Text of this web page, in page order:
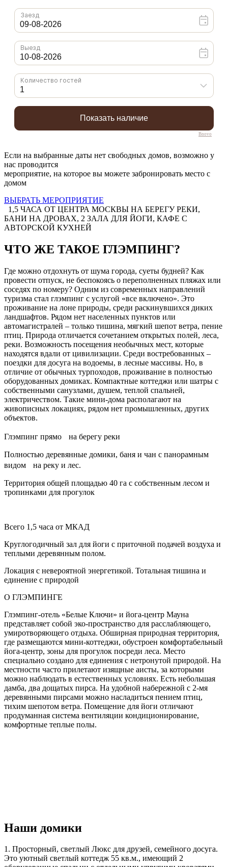
Bnovo
Если на выбранные даты нет свободных домов, возможно у
нас проводится
мероприятие, на которое вы можете забронировать место с
домом
ВЫБРАТЬ МЕРОПРИЯТИЕ
1,5 ЧАСА ОТ ЦЕНТРА МОСКВЫ НА БЕРЕГУ РЕКИ,
БАНИ НА ДРОВАХ, 2 ЗАЛА ДЛЯ ЙОГИ, КАФЕ С
АВТОРСКОЙ КУХНЕЙ
ЧТО ЖЕ ТАКОЕ ГЛЭМПИНГ?
Где можно отдохнуть от шума города, суеты будней? Как
провести отпуск, не беспокоясь о переполненных пляжах или
соседях по номеру? Одним из современных направлений
туризма стал глэмпинг с услугой «все включено». Это
проживание на лоне природы, среди раскинувшихся диких
ландшафтов. Рядом нет населенных пунктов или
автомагистралей – только тишина, мягкий шепот ветра, пение
птиц. Природа отличается сочетанием открытых полей, леса,
реки. Возможность посещения необычных мест, которые
находятся вдали от цивилизации. Среди востребованных –
поездки для досуга на водоемы, в лесные массивы. Но, в
отличие от обычных турпоходов, проживание в полностью
оборудованных домиках. Компактные коттеджи или шатры с
собственными санузлами, душем, теплой спальней,
электричеством. Такие мини-дома располагают на
живописных локациях, рядом нет промышленных, других
объектов.
Глэмпинг прямо на берегу реки
Полностью деревянные домики, баня и чан с панорамным
видом на реку и лес.
Территория общей площадью 40 га с собственным лесом и
тропинками для прогулок
Всего 1,5 часа от МКАД
Круглогодичный зал для йоги с приточной подачей воздуха и
теплыми деревянным полом.
Локация с невероятной энергетикой. Тотальная тишина и
единение с природой
О ГЛЭМПИНГЕ
Глэмпинг-отель «Белые Ключи» и йога-центр Мауна
представляет собой эко-пространство для расслабляющего,
умиротворяющего отдыха. Обширная природная территория,
где размещаются мини-коттеджи, обустроен комфортабельный
йога-центр, зоны для прогулок посреди леса. Место
специально создано для единения с нетронутой природой. На
местности часто прилетают изящные аисты, за которыми
можно наблюдать в естественных условиях. Есть небольшая
дамба, два дощатых пирса. На удобной набережной с 2-мя
деревянными пирсами можно насладиться пением птиц,
тихим шепотом ветра. Помещение для йоги отличают
продуманная система вентиляции кондиционирование,
комфортные теплые полы.
Наши домики
1. Просторный, светлый Люкс для друзей, семейного досуга.
Это уютный светлый коттедж 55 кв.м., имеющий 2